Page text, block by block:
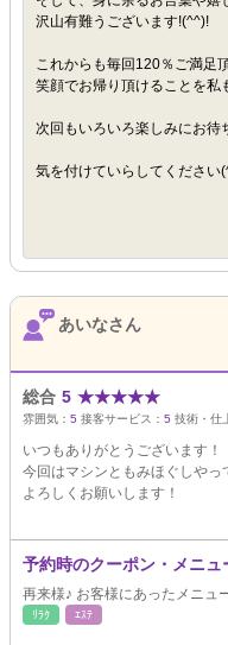
沢山有難うございます!(^^)!
これからも毎回120％ご満足
笑顔でお帰り頂けることを私
次回もいろいろ楽しみにお待
気を付けていらしてください
あいなさん
総合 5 ★★★★★
雰囲気： 5 接客サービス： 5 技術・仕
いつもありがとうございます！
今回はマシンともみほぐしや
よろしくお願いします！
予約時のクーポン・メニュ
再来様♪ お客様にあったメニ
ﾘﾗｸ ｴｽﾃ